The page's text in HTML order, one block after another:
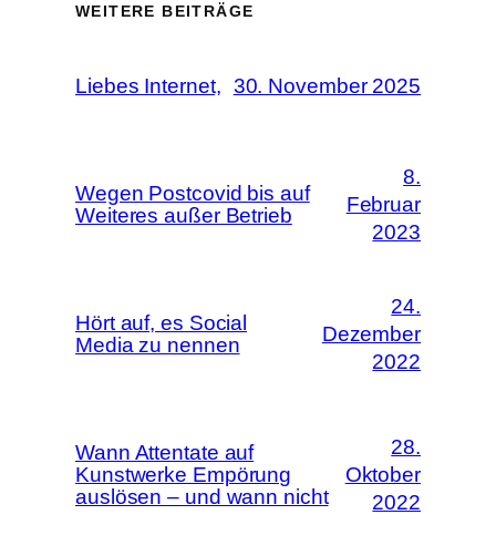
WEITERE BEITRÄGE
Liebes Internet, 30. November 2025
Wegen Postcovid bis auf
Weiteres außer Betrieb
8.
Februar
2023
Hört auf, es Social
Media zu nennen
24.
Dezember
2022
Wann Attentate auf
Kunstwerke Empörung
auslösen – und wann nicht
28.
Oktober
2022